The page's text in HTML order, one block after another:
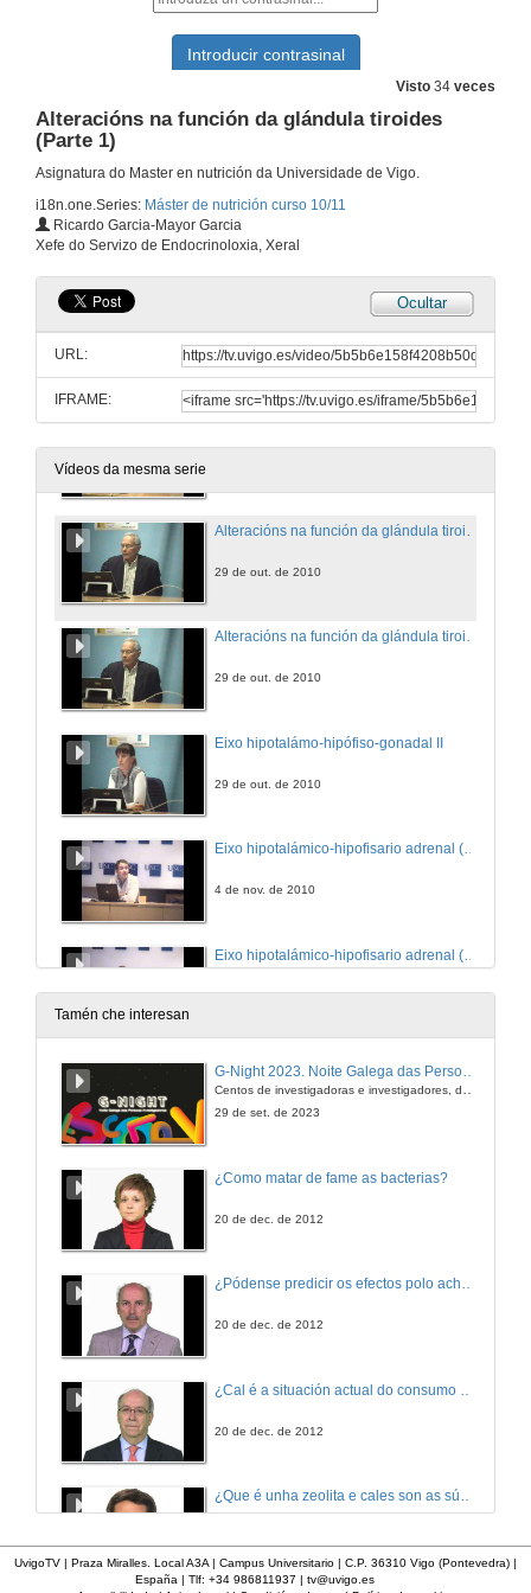
Visto 34 veces
Alteracións na función da glándula tiroides
(Parte 1)
Asignatura do Master en nutrición da Universidade de Vigo.
i18n.one.Series: Máster de nutrición curso 10/11
Ricardo Garcia-Mayor Garcia
Xefe do Servizo de Endocrinoloxia, Xeral
Ocultar
URL:
IFRAME:
Vídeos da mesma serie
22 de out. de 2010
22 de out. de 2010
Diabetes Mellitus III
29 de out. de 2010
Alteracións na función da glándula tiroides (Parte 2)
29 de out. de 2010
Eixo hipotalámo-hipófiso-gonadal II
29 de out. de 2010
Eixo hipotalámico-hipofisario adrenal (Parte 1)
4 de nov. de 2010
4 de nov. de 2010
Urxencias en tiroidología
Tamén che interesan
G-Night 2023. Noite Galega das Persoas Investigadoras. Conciencias creativas
29 de set. de 2023
¿Como matar de fame as bacterias?
20 de dec. de 2012
¿Pódense predicir os efectos polo achegamento á Terra dos asteroides?
20 de dec. de 2012
20 de dec. de 2012
¿Que é unha zeolita e cales son as súas aplicacións?
UvigoTV | Praza Miralles. Local A3A | Campus Universitario | C.P. 36310 Vigo (Pontevedra) |
España | Tlf: +34 986811937 | tv@uvigo.es